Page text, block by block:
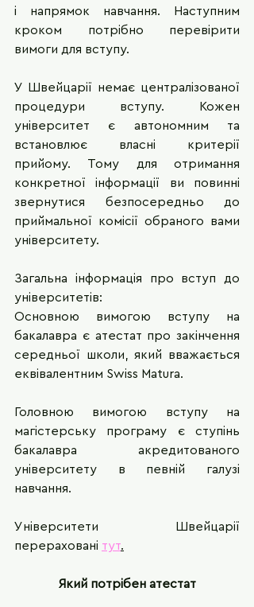
і напрямок навчання. Наступним
кроком потрібно перевірити
вимоги для вступу.
У Швейцарії немає централізованої
процедури вступу. Кожен
університет є автономним та
встановлює власні критерії
прийому. Тому для отримання
конкретної інформації ви повинні
звернутися безпосередньо до
приймальної комісії обраного вами
університету.
Загальна інформація про вступ до
університетів:
Основною вимогою вступу на
бакалавра є атестат про закінчення
середньої школи, який вважається
еквівалентним Swiss Matura.
Головною вимогою вступу на
магістерську програму є ступінь
бакалавра акредитованого
університету в певній галузі
навчання.
Університети Швейцарії
перераховані тут.
Який потрібен атестат